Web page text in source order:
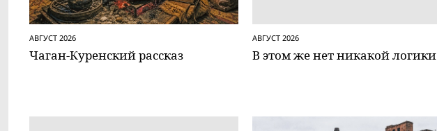
АВГУСТ 2026
Чаган-Куренский рассказ
АВГУСТ 2026
В этом же нет никакой логики